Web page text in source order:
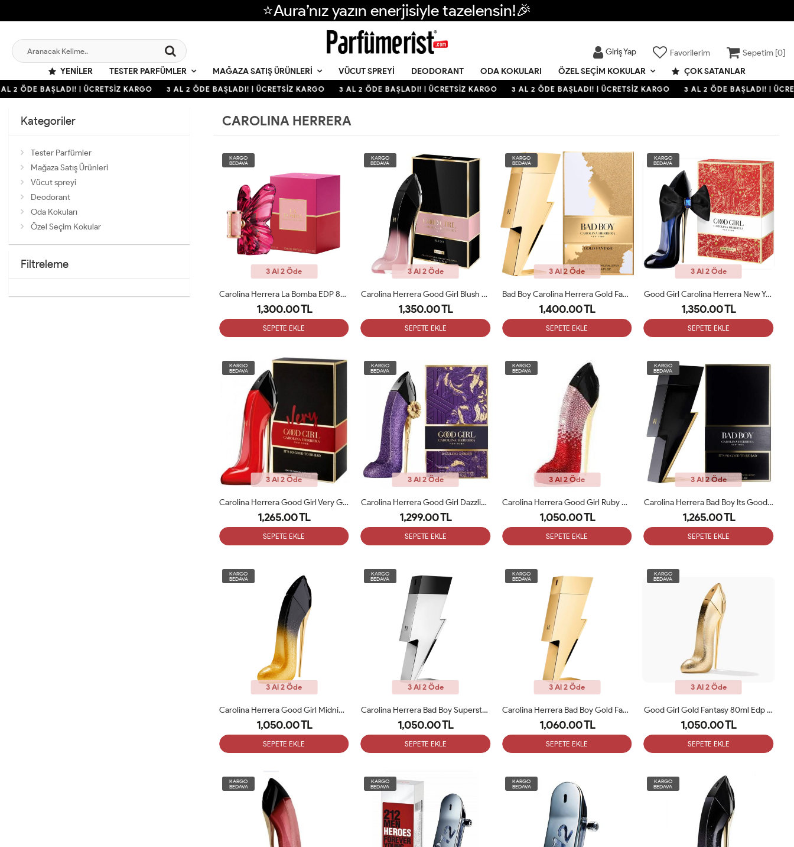
⭐Aura’nız yazın enerjisiyle tazelensin!🎉
Giriş Yap Favorilerim Sepetim [0]
YENILER
TESTER PARFÜMLER MAĞAZA SATIŞ ÜRÜNLERI VÜCUT SPREYI DEODORANT ODA KOKULARI ÖZEL SEÇIM KOKULAR ÇOK SATANLAR
2 ÖDE BAŞLADI! | ÜCRETSİZ KARGO 3 AL 2 ÖDE BAŞLADI! | ÜCRETSİZ KARGO 3 AL 2 ÖDE BAŞLADI! | ÜCRETSİZ KARGO 3 AL 2 ÖDE BAŞLADI! | ÜCRETSİZ KARGO 3 AL 2 ÖDE BAŞLADI! |
Kategoriler
Tester Parfümler
Mağaza Satış Ürünleri
Vücut spreyi
Deodorant
Oda Kokuları
Özel Seçim Kokular
Filtreleme
CAROLINA HERRERA
KARGO
BEDAVA
3 Al 2 Öde
Carolina Herrera La Bomba EDP 80 Ml Kadın Parfüm ARC
1,300.00 TL
SEPETE EKLE
KARGO
BEDAVA
3 Al 2 Öde
Carolina Herrera Good Girl Blush Elixir EDP 80ML Kadın Parfüm ARC
1,350.00 TL
SEPETE EKLE
KARGO
BEDAVA
3 Al 2 Öde
Bad Boy Carolina Herrera Gold Fantasy EDT 100 ML ERKEK PARFÜM ARC
1,400.00 TL
SEPETE EKLE
KARGO
BEDAVA
3 Al 2 Öde
Good Girl Carolina Herrera New York Bowtastic Edp 80 Ml Bayan Parfüm ARC
1,350.00 TL
SEPETE EKLE
KARGO
BEDAVA
3 Al 2 Öde
Carolina Herrera Good Girl Very Good Girl EDP 80ML Kadın Parfümü ARC
1,265.00 TL
SEPETE EKLE
KARGO
BEDAVA
3 Al 2 Öde
Carolina Herrera Good Girl Dazzling Garden Edp 80 Ml Kadın Parfümü ARC
1,299.00 TL
SEPETE EKLE
KARGO
BEDAVA
3 Al 2 Öde
Carolina Herrera Good Girl Ruby Sparkle EDP 80ml Kadın Parfüm Tester
1,050.00 TL
SEPETE EKLE
KARGO
BEDAVA
3 Al 2 Öde
Carolina Herrera Bad Boy Its Good To Be Bad EDT 100 Ml Erkek Parfümü ARC
1,265.00 TL
SEPETE EKLE
KARGO
BEDAVA
3 Al 2 Öde
Carolina Herrera Good Girl Midnight EDP 80ml Bayan Tester Parfüm
1,050.00 TL
SEPETE EKLE
KARGO
BEDAVA
3 Al 2 Öde
Carolina Herrera Bad Boy Superstars EDT 100ml Erkek Tester Parfüm
1,050.00 TL
SEPETE EKLE
KARGO
BEDAVA
3 Al 2 Öde
Carolina Herrera Bad Boy Gold Fantasy EDP 100ml Erkek Tester Parfüm
1,060.00 TL
SEPETE EKLE
KARGO
BEDAVA
3 Al 2 Öde
Good Girl Gold Fantasy 80ml Edp Bayan Tester Parfüm
1,050.00 TL
SEPETE EKLE
KARGO
BEDAVA
KARGO
BEDAVA
KARGO
BEDAVA
KARGO
BEDAVA